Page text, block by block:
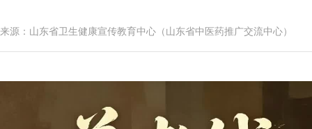
来源： ​山东省卫生健康宣传教育中心（山东省中医药推广交流中心）